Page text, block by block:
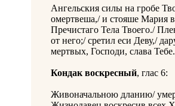
Ангельския силы на гробе
омертвеша,/ и стояше Мария
Пречистаго Тела Твоего./
от него;/ сретил еси Деву,/
мертвых, Господи, слава Тебе.
Кондак воскресный, глас 6:
Живоначальною дланию/